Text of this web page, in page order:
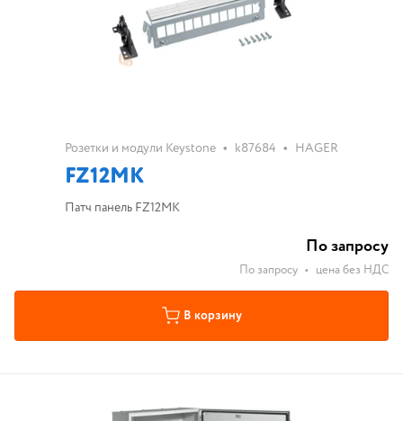
Розетки и модули Keystone • k87684 • HAGER
FZ12MK
Патч панель FZ12MK
По запросу
По запросу • цена без НДС
В корзину